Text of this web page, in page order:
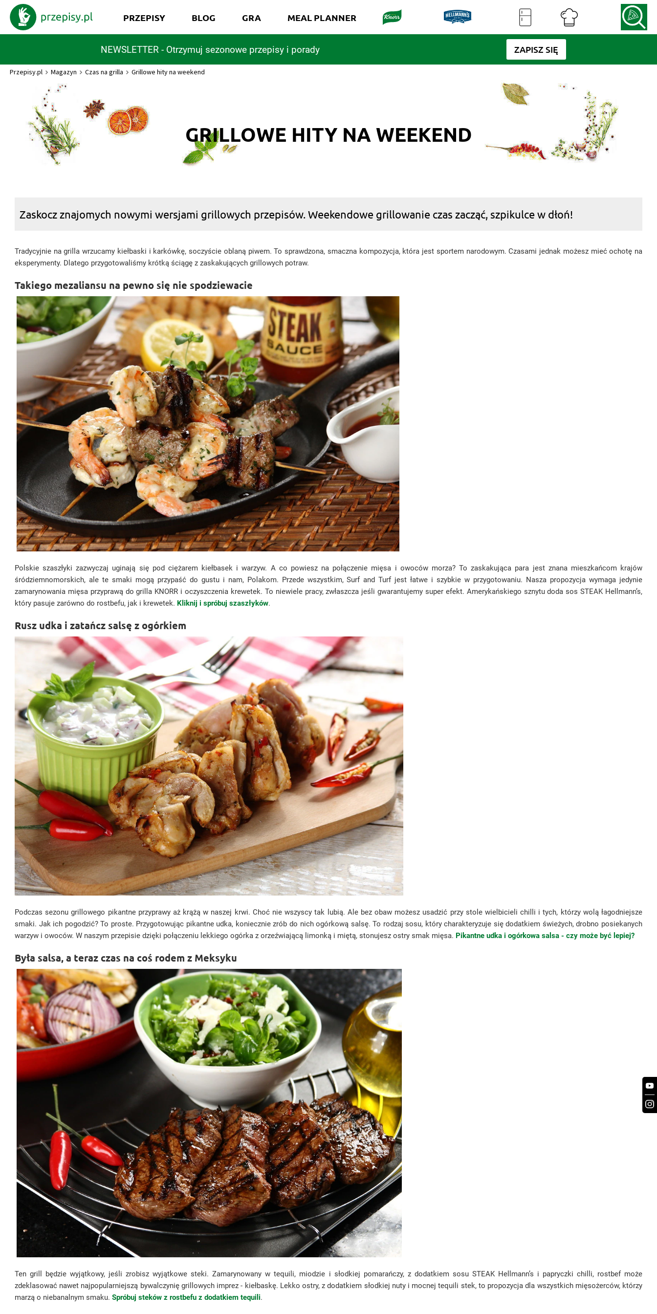
NEWSLETTER - Otrzymuj sezonowe przepisy i porady ZAPISZ SIĘ
PRZEPISY BLOG GRA MEAL PLANNER
Przepisy.pl Magazyn Czas na grilla Grillowe hity na weekend
GRILLOWE HITY NA WEEKEND
Zaskocz znajomych nowymi wersjami grillowych przepisów. Weekendowe grillowanie czas zacząć, szpikulce w dłoń!
Tradycyjnie na grilla wrzucamy kiełbaski i karkówkę, soczyście oblaną piwem. To sprawdzona, smaczna kompozycja, która jest sportem narodowym. Czasami jednak możesz mieć ochotę na
eksperymenty. Dlatego przygotowaliśmy krótką ściągę z zaskakujących grillowych potraw.
Takiego mezaliansu na pewno się nie spodziewacie
Polskie szaszłyki zazwyczaj uginają się pod ciężarem kiełbasek i warzyw. A co powiesz na połączenie mięsa i owoców morza? To zaskakująca para jest znana mieszkańcom krajów
śródziemnomorskich, ale te smaki mogą przypaść do gustu i nam, Polakom. Przede wszystkim, Surf and Turf jest łatwe i szybkie w przygotowaniu. Nasza propozycja wymaga jedynie
zamarynowania mięsa przyprawą do grilla KNORR i oczyszczenia krewetek. To niewiele pracy, zwłaszcza jeśli gwarantujemy super efekt. Amerykańskiego sznytu doda sos STEAK Hellmann’s,
który pasuje zarówno do rostbefu, jak i krewetek. Kliknij i spróbuj szaszłyków.
Rusz udka i zatańcz salsę z ogórkiem
Podczas sezonu grillowego pikantne przyprawy aż krążą w naszej krwi. Choć nie wszyscy tak lubią. Ale bez obaw możesz usadzić przy stole wielbicieli chilli i tych, którzy wolą łagodniejsze
smaki. Jak ich pogodzić? To proste. Przygotowując pikantne udka, koniecznie zrób do nich ogórkową salsę. To rodzaj sosu, który charakteryzuje się dodatkiem świeżych, drobno posiekanych
warzyw i owoców. W naszym przepisie dzięki połączeniu lekkiego ogórka z orzeźwiającą limonką i miętą, stonujesz ostry smak mięsa. Pikantne udka i ogórkowa salsa - czy może być lepiej?
Była salsa, a teraz czas na coś rodem z Meksyku
Ten grill będzie wyjątkowy, jeśli zrobisz wyjątkowe steki. Zamarynowany w tequili, miodzie i słodkiej pomarańczy, z dodatkiem sosu STEAK Hellmann’s i papryczki chilli, rostbef może
zdeklasować nawet najpopularniejszą bywalczynię grillowych imprez - kiełbaskę. Lekko ostry, z dodatkiem słodkiej nuty i mocnej tequili stek, to propozycja dla wszystkich mięsożerców, którzy
marzą o niebanalnym smaku. Spróbuj steków z rostbefu z dodatkiem tequili.